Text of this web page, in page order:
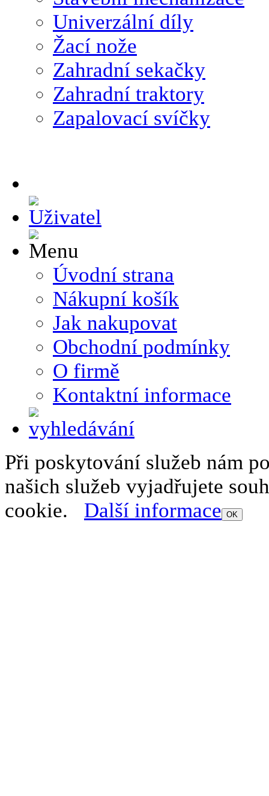
Univerzální díly
Žací nože
Zahradní sekačky
Zahradní traktory
Zapalovací svíčky
Úvodní strana
Nákupní košík
Jak nakupovat
Obchodní podmínky
O firmě
Kontaktní informace
Při poskytování služeb nám
našich služeb vyjadřujete
cookie. Další informace